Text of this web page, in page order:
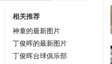
相关推荐
神童的最新图片
丁俊晖的最新图片
丁俊晖台球俱乐部